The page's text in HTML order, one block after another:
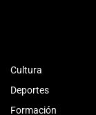
Cultura
Deportes
Formación